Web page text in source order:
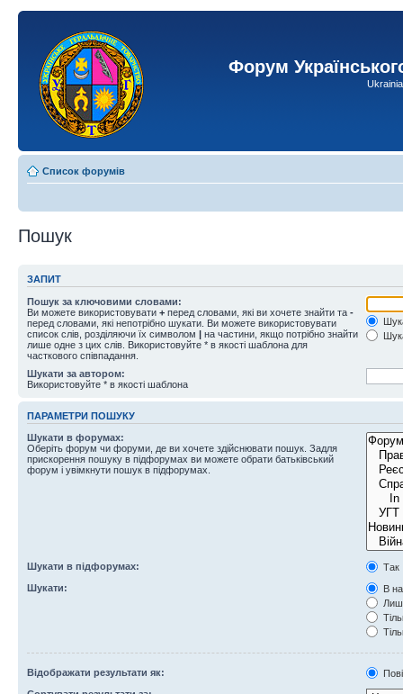
Форум
Список форумів
Пошук
ЗАПИТ
Пошук за ключовими словами:
Ви можете використовувати + перед словами, які ви хочете знайти та -
перед словами, які непотрібно шукати. Ви можете використовувати
список слів, розділяючи їх символом | на частини, якщо потрібно знайти
лише одне з цих слів. Використовуйте * в якості шаблона для
часткового співпадання.
Шукати за автором:
Використовуйте * в якості шаблона
ПАРАМЕТРИ ПОШУКУ
Шукати в форумах:
Оберіть форум чи форуми, де ви хочете здійснювати пошук. Задля
прискорення пошуку в підфорумах ви можете обрати батьківський
форум і увімкнути пошук в підфорумах.
Шукати в підфорумах:
Так
Шукати:
В
Відображати результати як: